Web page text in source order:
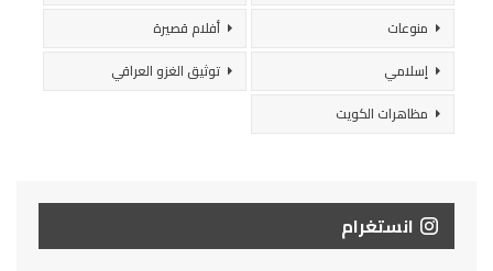
منوعات
أفلام قصيرة
إسلامي
توثيق الغزو العراقي
مظاهرات الكويت
انستغرام